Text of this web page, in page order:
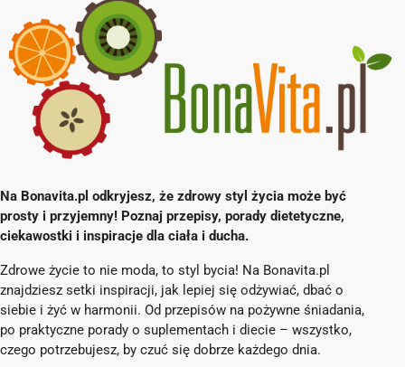
Na Bonavita.pl odkryjesz, że zdrowy styl życia może być
prosty i przyjemny! Poznaj przepisy, porady dietetyczne,
ciekawostki i inspiracje dla ciała i ducha.
Zdrowe życie to nie moda, to styl bycia! Na Bonavita.pl
znajdziesz setki inspiracji, jak lepiej się odżywiać, dbać o
siebie i żyć w harmonii. Od przepisów na pożywne śniadania,
po praktyczne porady o suplementach i diecie – wszystko,
czego potrzebujesz, by czuć się dobrze każdego dnia.